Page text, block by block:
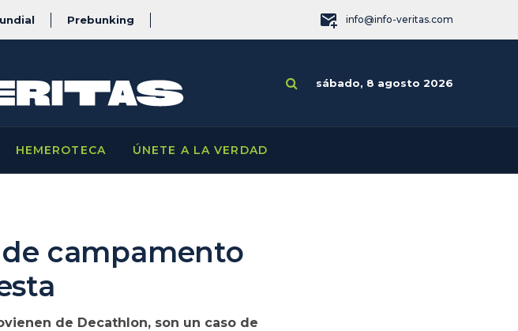
Prebunking info@info-veritas.com
sábado, 8 agosto 2026
HEMEROTECA ÚNETE A LA VERDAD
campamento
de Decathlon, son un caso de